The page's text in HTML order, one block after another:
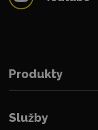
Produkty
Služby